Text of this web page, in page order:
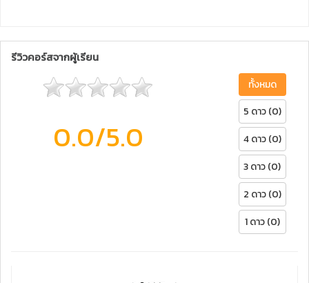
รีวิวคอร์สจากผู้เรียน
0.0/5.0
ทั้งหมด
5 ดาว (0)
4 ดาว (0)
3 ดาว (0)
2 ดาว (0)
1 ดาว (0)